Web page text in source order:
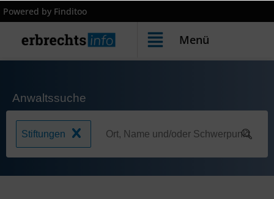
Powered by Finditoo
Menü
Anwaltssuche
Stiftungen